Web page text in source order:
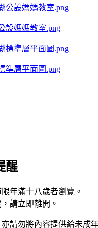
設媽媽教室.png
準層平面圖.png
醒
年滿十八歲者瀏覽。
請立即離開。
請勿將內容提供給未成